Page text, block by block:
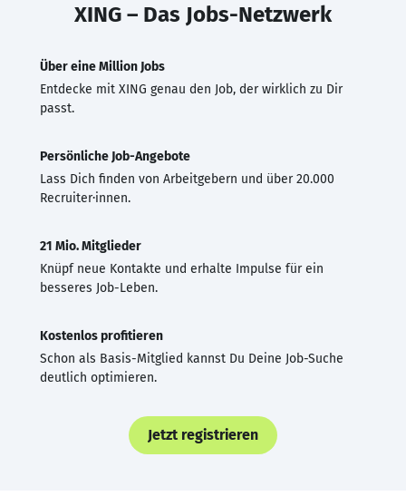
XING – Das Jobs-Netzwerk
Über eine Million Jobs
Entdecke mit XING genau den Job, der wirklich zu Dir
passt.
Persönliche Job-Angebote
Lass Dich finden von Arbeitgebern und über 20.000
Recruiter·innen.
21 Mio. Mitglieder
Knüpf neue Kontakte und erhalte Impulse für ein
besseres Job-Leben.
Kostenlos profitieren
Schon als Basis-Mitglied kannst Du Deine Job-Suche
deutlich optimieren.
Jetzt registrieren